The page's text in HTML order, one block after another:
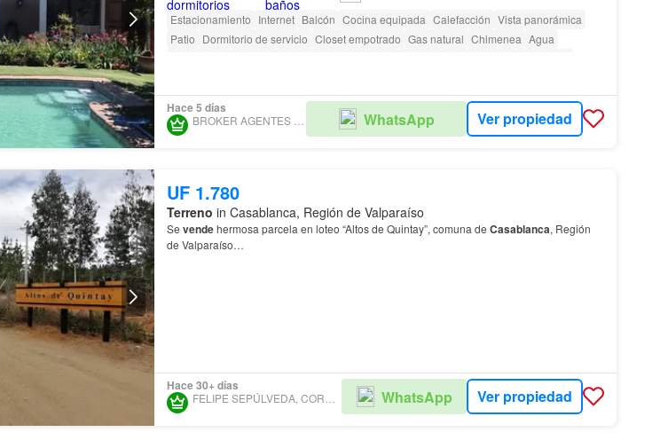
Estacionamiento Internet Balcón Cocina equipada Calefacción Vista panorámica
Patio Dormitorio de servicio Closet empotrado Gas natural Chimenea Agua
Acceso para personas con discapacidad Cancha de tenis
Hace 5 días
WhatsApp Ver propiedad
UF 1.780
Terreno in Casablanca, Región de Valparaíso
Se vendehermosa parcela en loteo “Altos de Quintay”, comuna de Casablanca, Región
de Valparaíso…
Hace 30+ días
WhatsApp Ver propiedad